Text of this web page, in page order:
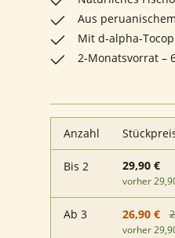
Aus
Mit d-alpha-
2-Monatsvorrat –
Anzahl
Bis 2 29,90 €
vorher
Ab 3 26,90 €
vorher